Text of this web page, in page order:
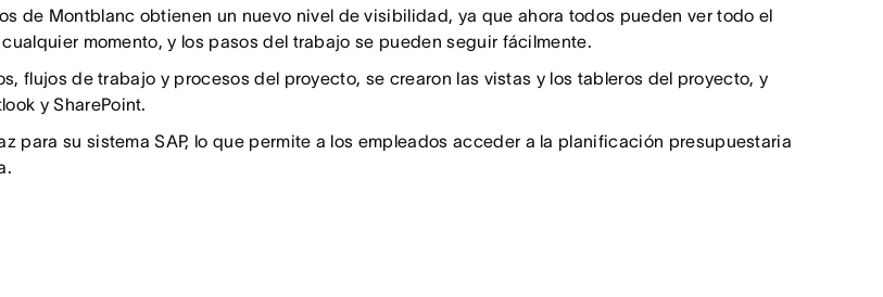
de Montblanc obtienen un nuevo nivel de visibilidad, ya que ahora todos pueden ver todo el
momento, y los pasos del trabajo se pueden seguir fácilmente.
flujos de trabajo y procesos del proyecto, se crearon las vistas y los tableros del proyecto, y
y SharePoint.
para su sistema SAP, lo que permite a los empleados acceder a la planificación presupuestaria